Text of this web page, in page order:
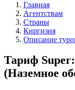
Главная
Агентствам
Страны
Киргизия
Описание
Тариф
(Наземное